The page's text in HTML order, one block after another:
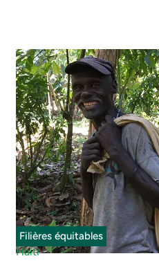
Filières équitables
Haïti